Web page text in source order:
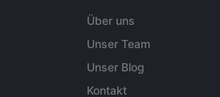
Über uns
Unser Team
Unser Blog
Kontakt